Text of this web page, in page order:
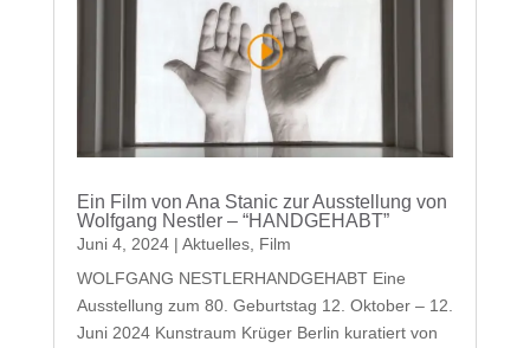
Ein Film von Ana Stanic zur Ausstellung von
Wolfgang Nestler – “HANDGEHABT”
Juni 4, 2024| Aktuelles, Film
WOLFGANG NESTLERHANDGEHABT Eine
Ausstellung zum 80. Geburtstag 12. Oktober – 12.
Juni 2024 Kunstraum Krüger Berlin kuratiert von